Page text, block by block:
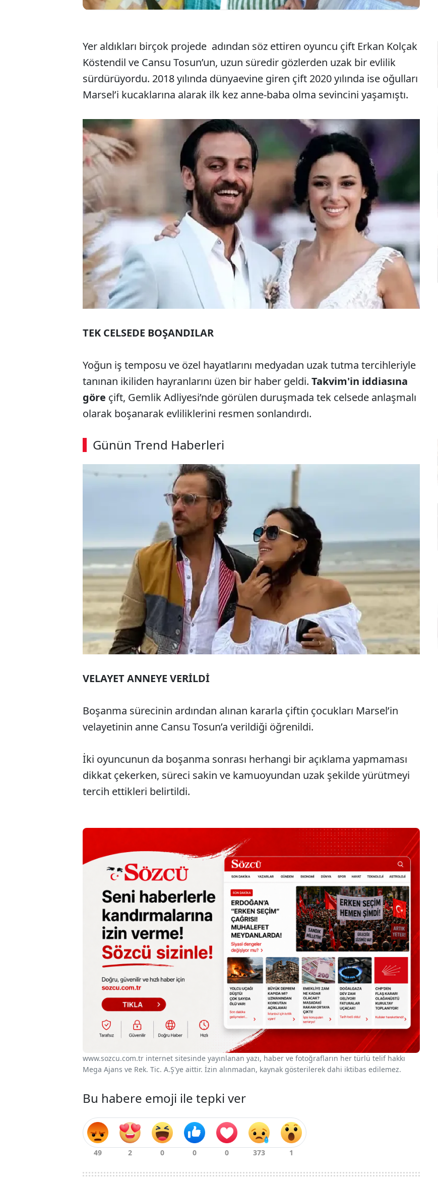
Yer aldıkları birçok projede adından söz ettiren oyuncu çift Erkan Kolçak
Köstendil ve Cansu Tosun’un, uzun süredir gözlerden uzak bir evlilik
sürdürüyordu. 2018 yılında dünyaevine giren çift 2020 yılında ise oğulları
Marsel’i kucaklarına alarak ilk kez anne-baba olma sevincini yaşamıştı.
TEK CELSEDE BOŞANDILAR
Yoğun iş temposu ve özel hayatlarını medyadan uzak tutma tercihleriyle
tanınan ikiliden hayranlarını üzen bir haber geldi. Takvim'in iddiasına
göre çift, Gemlik Adliyesi’nde görülen duruşmada tek celsede anlaşmalı
olarak boşanarak evliliklerini resmen sonlandırdı.
Günün Trend Haberleri
VELAYET ANNEYE VERİLDİ
Boşanma sürecinin ardından alınan kararla çiftin çocukları Marsel’in
velayetinin anne Cansu Tosun’a verildiği öğrenildi.
İki oyuncunun da boşanma sonrası herhangi bir açıklama yapmaması
dikkat çekerken, süreci sakin ve kamuoyundan uzak şekilde yürütmeyi
tercih ettikleri belirtildi.
www.sozcu.com.tr internet sitesinde yayınlanan yazı, haber ve fotoğrafların her türlü telif hakkı
Mega Ajans ve Rek. Tic. A.Ş'ye aittir. İzin alınmadan, kaynak gösterilerek dahi iktibas edilemez.
Bu habere emoji ile tepki ver